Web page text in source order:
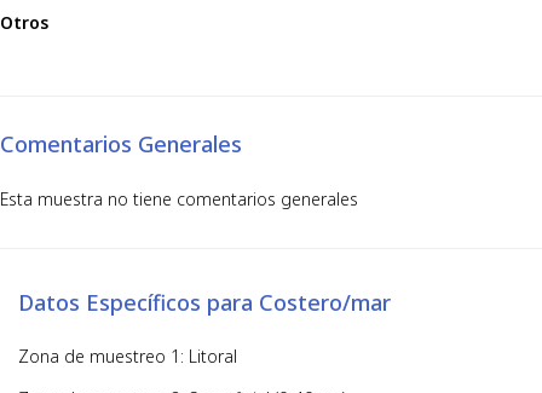
Otros
Comentarios Generales
Esta muestra no tiene comentarios generales
Datos Específicos para Costero/mar
Zona de muestreo 1: Litoral